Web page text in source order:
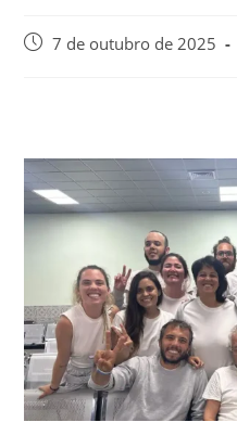
7 de outubro de 2025